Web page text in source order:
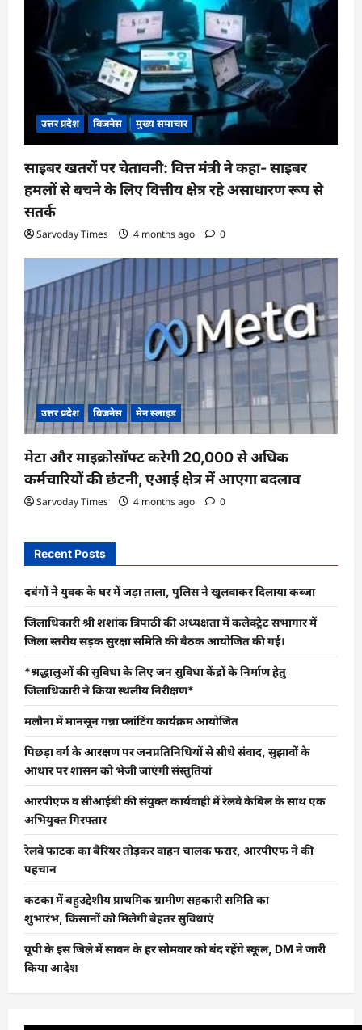
उत्तर प्रदेश बिजनेस मुख्य समाचार
साइबर खतरों पर चेतावनी: वित्त मंत्री ने कहा- साइबर
हमलों से बचने के लिए वित्तीय क्षेत्र रहे असाधारण रूप से
सतर्क
Sarvoday Times 4 months ago 0
उत्तर प्रदेश बिजनेस मेन स्लाइड
मेटा और माइक्रोसॉफ्ट करेगी 20,000 से अधिक
कर्मचारियों की छंटनी, एआई क्षेत्र में आएगा बदलाव
Sarvoday Times 4 months ago 0
Recent Posts
दबंगों ने युवक के घर में जड़ा ताला, पुलिस ने खुलवाकर दिलाया कब्जा
जिलाधिकारी श्री शशांक त्रिपाठी की अध्यक्षता में कलेक्ट्रेट सभागार में
जिला स्तरीय सड़क सुरक्षा समिति की बैठक आयोजित की गई।
*श्रद्धालुओं की सुविधा के लिए जन सुविधा केंद्रों के निर्माण हेतु
जिलाधिकारी ने किया स्थलीय निरीक्षण*
मलौना में मानसून गन्ना प्लांटिंग कार्यक्रम आयोजित
पिछड़ा वर्ग के आरक्षण पर जनप्रतिनिधियों से सीधे संवाद, सुझावों के
आधार पर शासन को भेजी जाएंगी संस्तुतियां
आरपीएफ व सीआईबी की संयुक्त कार्यवाही में रेलवे केबिल के साथ एक
अभियुक्त गिरफ्तार
रेलवे फाटक का बैरियर तोड़कर वाहन चालक फरार, आरपीएफ ने की
पहचान
कटका में बहुउद्देशीय प्राथमिक ग्रामीण सहकारी समिति का
शुभारंभ, किसानों को मिलेगी बेहतर सुविधाएं
यूपी के इस जिले में सावन के हर सोमवार को बंद रहेंगे स्कूल, DM ने जारी
किया आदेश